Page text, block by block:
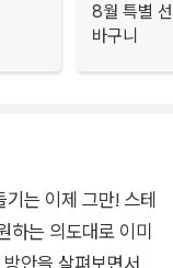
8월 특별
바구니
는 이제 그만! 스테
하는 의도대로 이미
안을 살펴보면서,